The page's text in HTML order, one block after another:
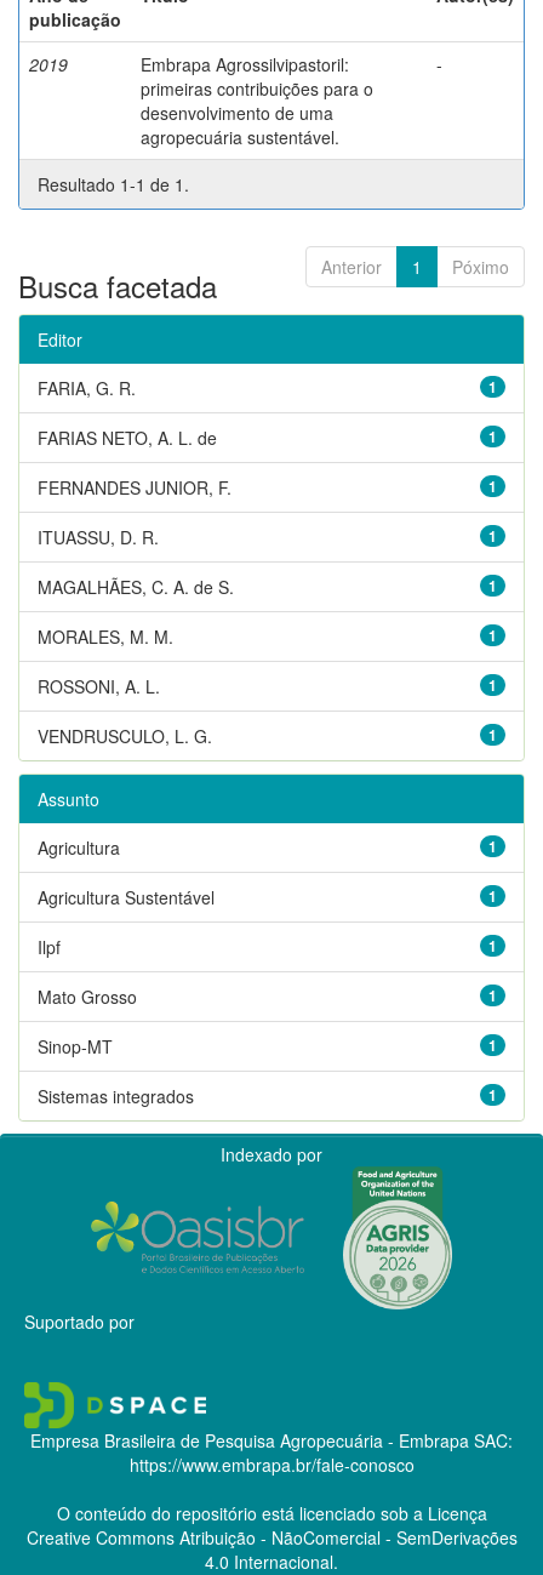
publicação
2019
Embrapa Agrossilvipastoril:
primeiras contribuições para o
desenvolvimento de uma
agropecuária sustentável.
-
Resultado 1-1 de 1.
Anterior 1 Póximo
Busca facetada
Editor
1
FARIA, G. R.
1
FARIAS NETO, A. L. de
1
FERNANDES JUNIOR, F.
1
ITUASSU, D. R.
1
MAGALHÃES, C. A. de S.
1
MORALES, M. M.
1
ROSSONI, A. L.
1
VENDRUSCULO, L. G.
Assunto
1
Agricultura
1
Agricultura Sustentável
1
Ilpf
1
Mato Grosso
1
Sinop-MT
1
Sistemas integrados
Indexado por
Suportado por
Empresa Brasileira de Pesquisa Agropecuária - Embrapa SAC:
https://www.embrapa.br/fale-conosco
O conteúdo do repositório está licenciado sob a Licença
Creative CommonsAtribuição - NãoComercial - SemDerivações
4.0 Internacional.